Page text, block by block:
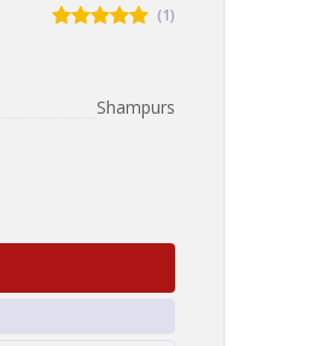
(1)
Shampurs